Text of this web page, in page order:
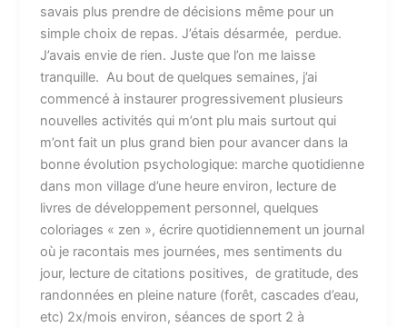
savais plus prendre de décisions même pour un
simple choix de repas. J’étais désarmée, perdue.
J’avais envie de rien. Juste que l’on me laisse
tranquille. Au bout de quelques semaines, j’ai
commencé à instaurer progressivement plusieurs
nouvelles activités qui m’ont plu mais surtout qui
m’ont fait un plus grand bien pour avancer dans la
bonne évolution psychologique: marche quotidienne
dans mon village d’une heure environ, lecture de
livres de développement personnel, quelques
coloriages « zen », écrire quotidiennement un journal
où je racontais mes journées, mes sentiments du
jour, lecture de citations positives, de gratitude, des
randonnées en pleine nature (forêt, cascades d’eau,
etc) 2x/mois environ, séances de sport 2 à